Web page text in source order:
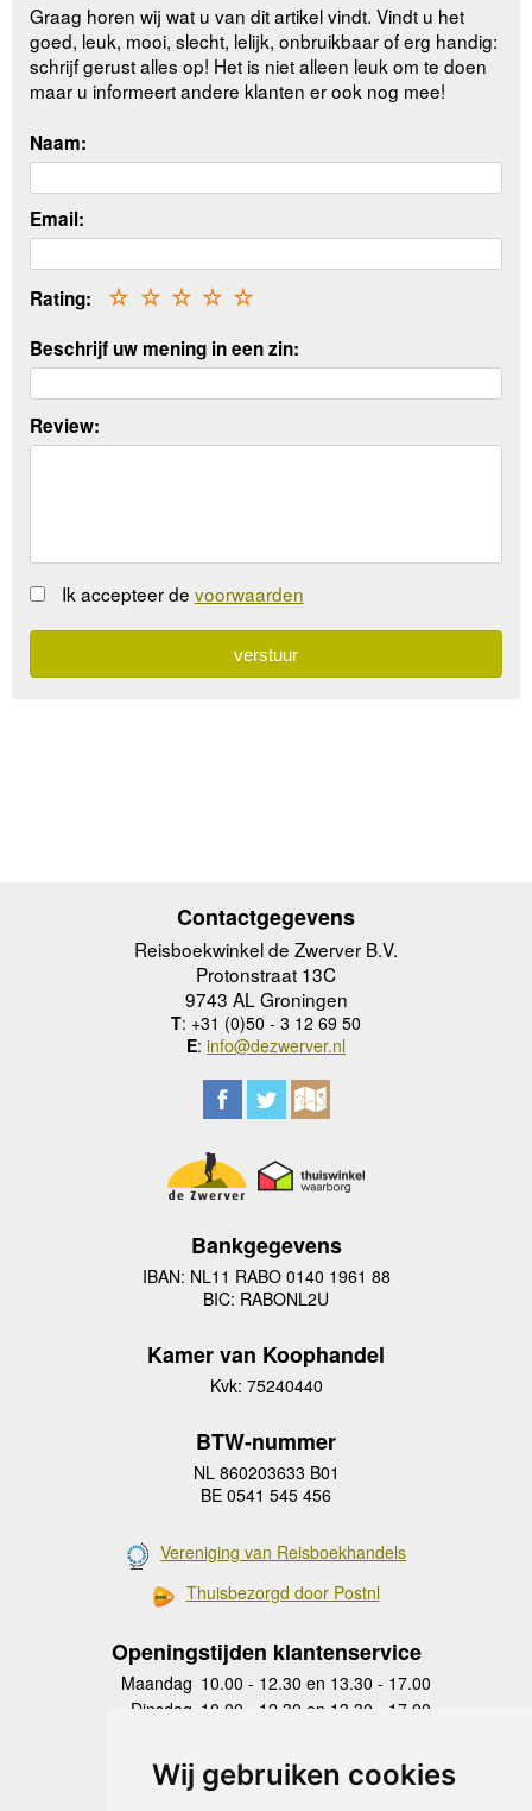
Wij gebruiken cookies
Graag horen wij wat u van dit artikel vindt. Vindt u het
goed, leuk, mooi, slecht, lelijk, onbruikbaar of erg handig:
schrijf gerust alles op! Het is niet alleen leuk om te doen
maar u informeert andere klanten er ook nog mee!
Naam:
Email:
Rating: ☆
☆
☆
☆
☆
Beschrijf uw mening in een zin:
Review:
Ik accepteer de voorwaarden
Contactgegevens
Reisboekwinkel de Zwerver B.V.
Protonstraat 13C
9743 AL Groningen
T: +31 (0)50 - 3 12 69 50
E: info@dezwerver.nl
Bankgegevens
IBAN: NL11 RABO 0140 1961 88
BIC: RABONL2U
Kamer van Koophandel
Kvk: 75240440
BTW-nummer
NL 860203633 B01
BE 0541 545 456
Vereniging van Reisboekhandels
Thuisbezorgd door Postnl
Openingstijden klantenservice
Maandag 10.00 - 12.30 en 13.30 - 17.00
Dinsdag 10.00 - 12.30 en 13.30 - 17.00
Donderdag
10.00 - 12.30 en 13.30 - 17.00
Vrijdag 10.00 - 12.30 en 13.30 - 17.00